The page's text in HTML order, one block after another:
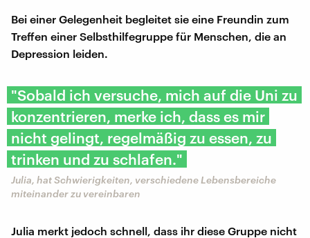
Bei einer Gelegenheit begleitet sie eine Freundin zum
Treffen einer Selbsthilfegruppe für Menschen, die an
Depression leiden.
"Sobald ich versuche, mich auf die Uni zu
konzentrieren, merke ich, dass es mir
nicht gelingt, regelmäßig zu essen, zu
trinken und zu schlafen."
Julia, hat Schwierigkeiten, verschiedene Lebensbereiche
miteinander zu vereinbaren
Julia merkt jedoch schnell, dass ihr diese Gruppe nicht